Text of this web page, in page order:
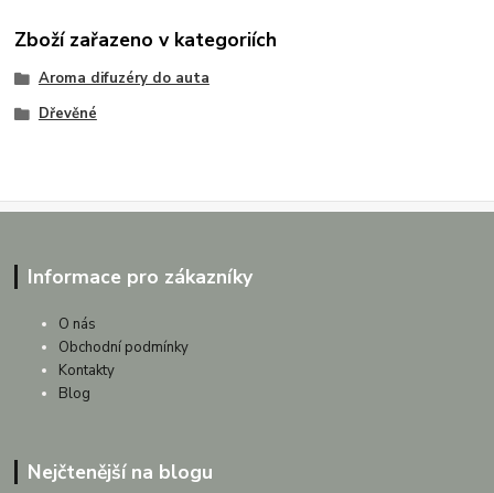
Zboží zařazeno v kategoriích
Aroma difuzéry do auta
Dřevěné
Informace pro zákazníky
O nás
Obchodní podmínky
Kontakty
Blog
Nejčtenější na blogu